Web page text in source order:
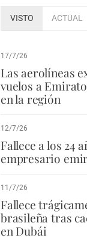
VISTO ACTUAL
17/7/26
Las aerolíneas
vuelos a
en la región
12/7/26
Fallece a los 24
empresario
11/7/26
Fallece
brasileña tras
en Dubái